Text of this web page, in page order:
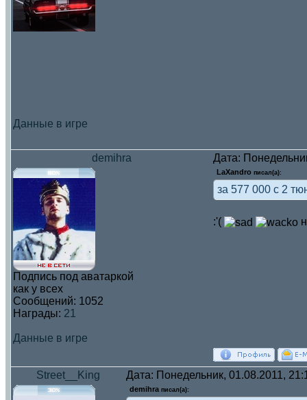
Данные в игре
demihra Дата:
Подпись под аватаркой
как у всех
Сообщений: 1052
Награды: 21
Данные в игре
LaXandro писал(а):
за 577 000 с 2
:'(
Street__King Дата: Понедельник, 01.08.2011,
demihra писал(а):